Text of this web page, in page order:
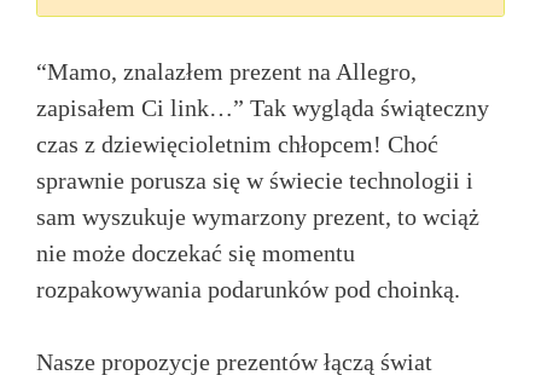
“Mamo, znalazłem prezent na Allegro,
zapisałem Ci link…” Tak wygląda świąteczny
czas z dziewięcioletnim chłopcem! Choć
sprawnie porusza się w świecie technologii i
sam wyszukuje wymarzony prezent, to wciąż
nie może doczekać się momentu
rozpakowywania podarunków pod choinką.
Nasze propozycje prezentów łączą świat